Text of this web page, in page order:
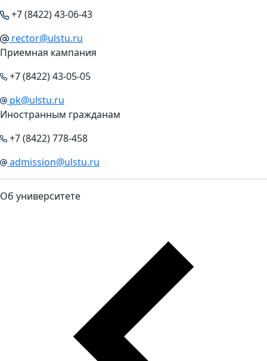
+7 (8422) 43-06-43
rector@ulstu.ru
Приемная кампания
+7 (8422) 43-05-05
pk@ulstu.ru
Иностранным гражданам
+7 (8422) 778-458
admission@ulstu.ru
Об университете